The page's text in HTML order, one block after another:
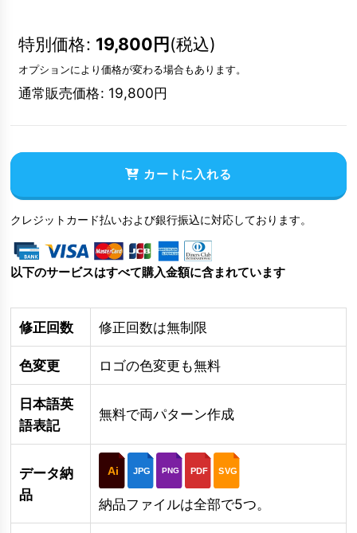
特別価格: 19,800円(税込)
オプションにより価格が変わる場合もあります。
通常販売価格: 19,800円
カートに入れる
クレジットカード払いおよび銀行振込に対応しております。
以下のサービスはすべて購入金額に含まれています
修正回数 修正回数は無制限
色変更 ロゴの色変更も無料
日本語英
語表記
無料で両パターン作成
データ納
品
Ai JPG PNG PDF SVG
納品ファイルは全部で5つ。